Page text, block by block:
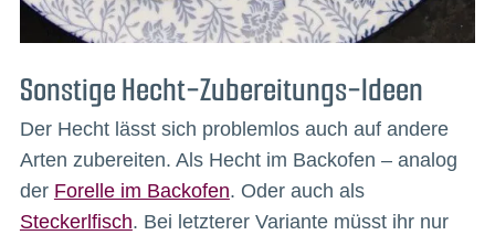
Sonstige Hecht-Zubereitungs-Ideen
Der Hecht lässt sich problemlos auch auf andere
Arten zubereiten. Als Hecht im Backofen – analog
der Forelle im Backofen. Oder auch als
Steckerlfisch. Bei letzterer Variante müsst ihr nur